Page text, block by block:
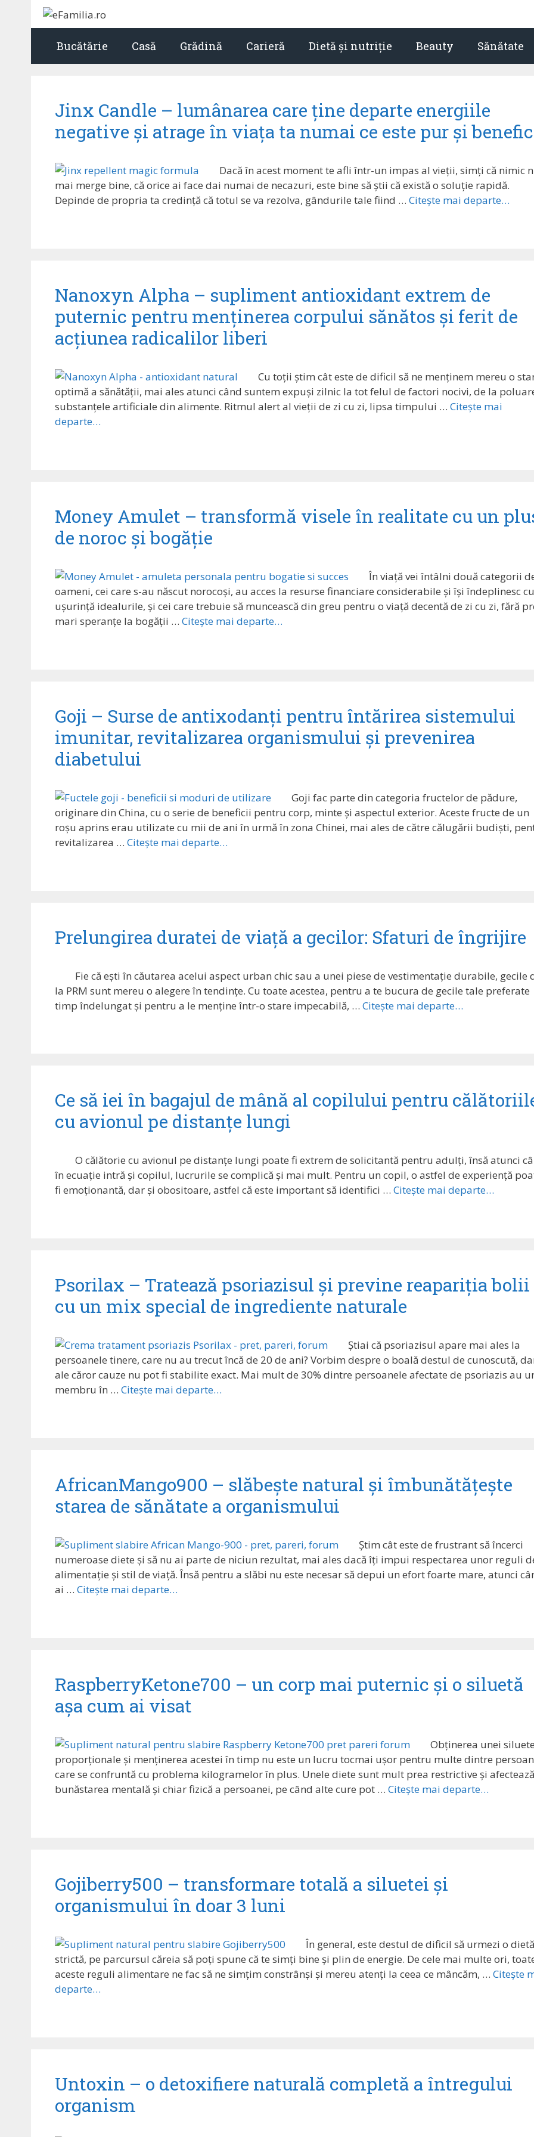
Bucătărie Casă Grădină Carieră Dietă și nutriție Beauty Sănătate
Jinx Candle – lumânarea care ține departe energiile
negative și atrage în viața ta numai ce este pur și benefic
Dacă în acest moment te afli într-un impas al vieții, simți că nimic
mai merge bine, că orice ai face dai numai de necazuri, este bine să știi că există o soluție rapidă.
Depinde de propria ta credință că totul se va rezolva, gândurile tale fiind … Citește mai departe…
Nanoxyn Alpha – supliment antioxidant extrem de
puternic pentru menținerea corpului sănătos și ferit de
acțiunea radicalilor liberi
Cu toții știm cât este de dificil să ne menținem mereu o
optimă a sănătății, mai ales atunci când suntem expuși zilnic la tot felul de factori nocivi, de la
substanțele artificiale din alimente. Ritmul alert al vieții de zi cu zi, lipsa timpului … Citește mai
departe…
Money Amulet – transformă visele în realitate cu un
de noroc și bogăție
În viață vei întâlni două categorii
oameni, cei care s-au născut norocoși, au acces la resurse financiare considerabile și își îndeplinesc cu
ușurință idealurile, și cei care trebuie să muncească din greu pentru o viață decentă de zi cu zi, fără
mari speranțe la bogății … Citește mai departe…
Goji – Surse de antixodanți pentru întărirea sistemului
imunitar, revitalizarea organismului și prevenirea
diabetului
Goji fac parte din categoria fructelor de pădure,
originare din China, cu o serie de beneficii pentru corp, minte și aspectul exterior. Aceste fructe de un
roșu aprins erau utilizate cu mii de ani în urmă în zona Chinei, mai ales de către călugării budiști,
revitalizarea … Citește mai departe…
Prelungirea duratei de viață a gecilor: Sfaturi de îngrijire
Fie că ești în căutarea acelui aspect urban chic sau a unei piese de vestimentație durabile, gecile
la PRM sunt mereu o alegere în tendințe. Cu toate acestea, pentru a te bucura de gecile tale preferate
timp îndelungat și pentru a le menține într-o stare impecabilă, … Citește mai departe…
Ce să iei în bagajul de mână al copilului pentru
cu avionul pe distanțe lungi
O călătorie cu avionul pe distanțe lungi poate fi extrem de solicitantă pentru adulți, însă atunci
în ecuație intră și copilul, lucrurile se complică și mai mult. Pentru un copil, o astfel de experiență
fi emoționantă, dar și obositoare, astfel că este important să identifici … Citește mai departe…
Psorilax – Tratează psoriazisul și previne reapariția bolii
cu un mix special de ingrediente naturale
Știai că psoriazisul apare mai ales la
persoanele tinere, care nu au trecut încă de 20 de ani? Vorbim despre o boală destul de cunoscută,
ale căror cauze nu pot fi stabilite exact. Mai mult de 30% dintre persoanele afectate de psoriazis au
membru în … Citește mai departe…
AfricanMango900 – slăbește natural și îmbunătățește
starea de sănătate a organismului
Știm cât este de frustrant să încerci
numeroase diete și să nu ai parte de niciun rezultat, mai ales dacă îți impui respectarea unor reguli
alimentație și stil de viață. Însă pentru a slăbi nu este necesar să depui un efort foarte mare, atunci
ai … Citește mai departe…
RaspberryKetone700 – un corp mai puternic și o siluetă
așa cum ai visat
Obținerea unei siluete
proporționale și menținerea acestei în timp nu este un lucru tocmai ușor pentru multe dintre
care se confruntă cu problema kilogramelor în plus. Unele diete sunt mult prea restrictive și afectează
bunăstarea mentală și chiar fizică a persoanei, pe când alte cure pot … Citește mai departe…
Gojiberry500 – transformare totală a siluetei și
organismului în doar 3 luni
În general, este destul de dificil să urmezi o dietă
strictă, pe parcursul căreia să poți spune că te simți bine și plin de energie. De cele mai multe ori,
aceste reguli alimentare ne fac să ne simțim constrânși și mereu atenți la ceea ce mâncăm, … Citește
departe…
Untoxin – o detoxifiere naturală completă a întregului
organism